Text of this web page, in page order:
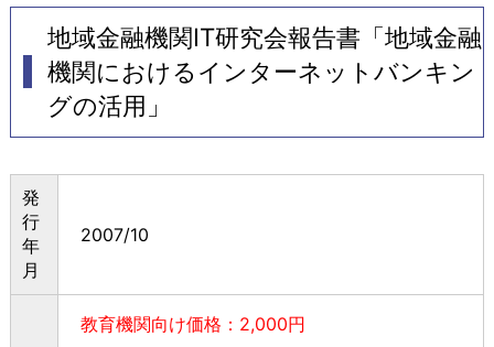
地域金融機関IT研究会報告書「地域金融
機関におけるインターネットバンキン
グの活用」
発
行
年
月
2007/10
教育機関向け価格：2,000円